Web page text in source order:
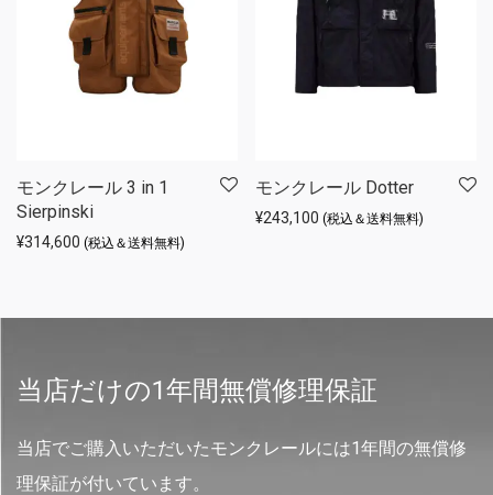
モンクレール 3 in 1
Sierpinski
¥314,600 (税込＆送料無料)
モンクレール Dotter
¥243,100 (税込＆送料無料)
当店だけの1年間無償修理保証
当店でご購入いただいたモンクレールには1年間の無償修
理保証が付いています。